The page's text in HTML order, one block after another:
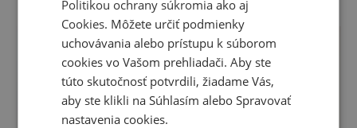
Politikou ochrany súkromia ako aj
Cookies. Môžete určiť podmienky
uchovávania alebo prístupu k súborom
cookies vo Vašom prehliadači. Aby ste
túto skutočnosť potvrdili, žiadame Vás,
aby ste klikli na Súhlasím alebo Spravovať
nastavenia cookies.